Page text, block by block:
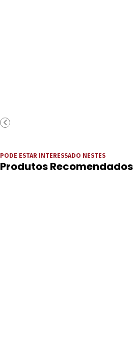
PODE ESTAR INTERESSADO NESTES
Produtos Recomendados